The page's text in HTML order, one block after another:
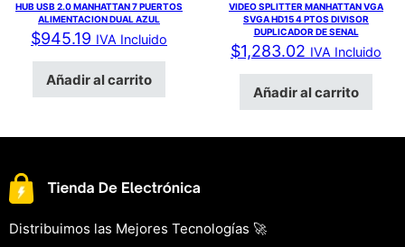
HUB USB 2.0 MANHATTAN 7 PUERTOS
ALIMENTACION DUAL AZUL
$945.19 IVA Incluido
Añadir al carrito
VIDEO SPLITTER MANHATTAN VGA
SVGA HD15 4 PTOS DIVISOR
DUPLICADOR DE SENAL
$1,283.02 IVA Incluido
Añadir al carrito
Distribuimos las Mejores Tecnologías 🚀